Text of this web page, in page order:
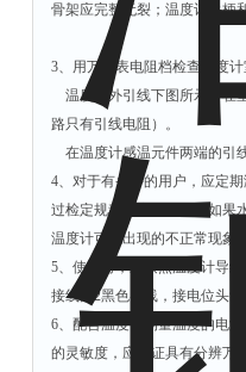
骨架应完整无裂；温度计手柄
3、用万用表电阻档检查温度
温度计外引线下图所示。在
路只有引线电阻）。
在温度计感温元件两端的引
4、对于有条件的用户，应定
过检定规程规定的要求。如果
温度计可能出现的不正常现象
5、使用时，应按照温度计导
接线片2黑色导线，接电位头
6、配合温度计测量温度的电
的灵敏度，应保证具有分辨万